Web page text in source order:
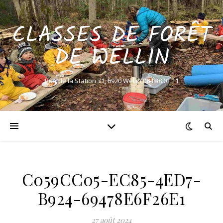
CLASSES DE FORÊT
DE WELLIN
Rue de la Station 31, 6920 Wellin 084 38 01 11
C059CC05-EC85-4ED7-
B924-69478E6F26E1
27 août 2024